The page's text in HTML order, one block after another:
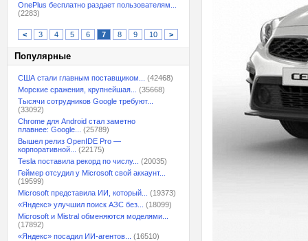
OnePlus бесплатно раздает пользователям...
(2283)
< 3 4 5 6 7 8 9 10 >
Популярные
США стали главным поставщиком...
(42468)
Морские сражения, крупнейшая...
(35668)
Тысячи сотрудников Google требуют...
(33092)
Chrome для Android стал заметно
плавнее: Google...
(25789)
Вышел релиз OpenIDE Pro —
корпоративной...
(22175)
Tesla поставила рекорд по числу...
(20035)
Геймер отсудил у Microsoft свой аккаунт...
(19599)
Microsoft представила ИИ, который...
(19373)
«Яндекс» улучшил поиск АЗС без...
(18099)
Microsoft и Mistral обменяются моделями...
(17892)
«Яндекс» посадил ИИ-агентов...
(16510)